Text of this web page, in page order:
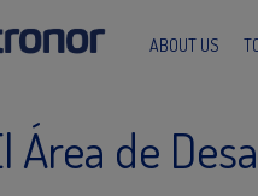
ABOUT US
Área de